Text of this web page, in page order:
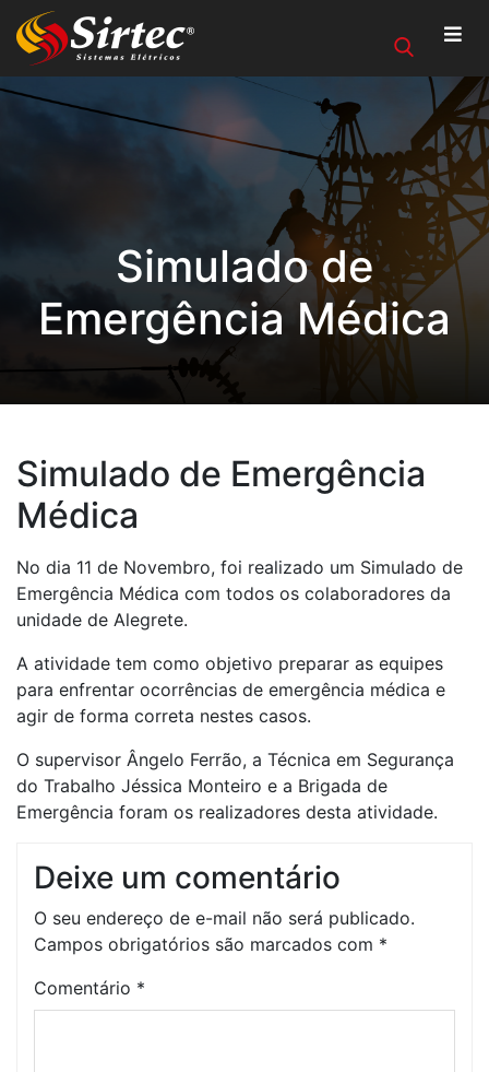
Simulado de
Emergência Médica
Simulado de Emergência
Médica
No dia 11 de Novembro, foi realizado um Simulado de
Emergência Médica com todos os colaboradores da
unidade de Alegrete.
A atividade tem como objetivo preparar as equipes
para enfrentar ocorrências de emergência médica e
agir de forma correta nestes casos.
O supervisor Ângelo Ferrão, a Técnica em Segurança
do Trabalho Jéssica Monteiro e a Brigada de
Emergência foram os realizadores desta atividade.
Deixe um comentário
O seu endereço de e-mail não será publicado.
Campos obrigatórios são marcados com *
Comentário *